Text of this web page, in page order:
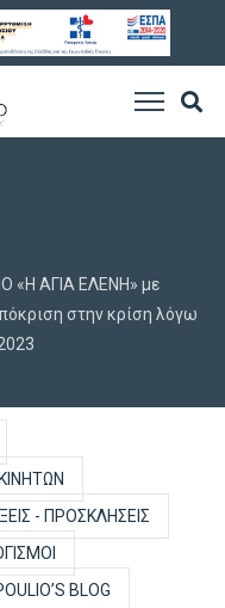
«Η ΑΓΙΑ ΕΛΕΝΗ» με
στην κρίση λόγω
- ΠΡΟΣΚΛΉΣΕΙΣ
BLOG